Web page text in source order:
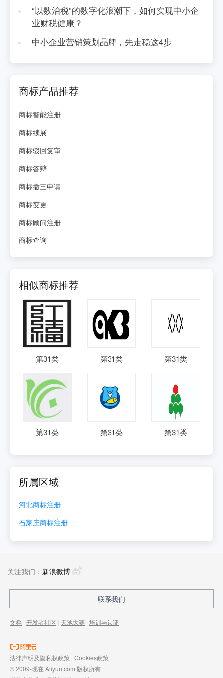
“以数治税”的数字化浪潮下，如何实现中小企
业财税健康？
中小企业营销策划品牌，先走稳这4步
商标产品推荐
商标智能注册
商标续展
商标驳回复审
商标答辩
商标撤三申请
商标变更
商标顾问注册
商标查询
相似商标推荐
第31类 第31类 第31类
第31类 第31类 第31类
所属区域
河北商标注册
石家庄商标注册